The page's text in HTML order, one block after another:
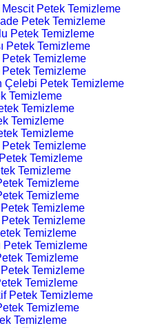
Mescit Petek Temizleme
Petek Temizleme
Petek Temizleme
Petek Temizleme
Petek Temizleme
Temizleme
Çelebi Petek Temizleme
Temizleme
Temizleme
Temizleme
Temizleme
Temizleme
Temizleme
Temizleme
Temizleme
Temizleme
Petek Temizleme
Petek Temizleme
Temizleme
Petek Temizleme
Temizleme
Temizleme
Temizleme
Petek Temizleme
Temizleme
Temizleme